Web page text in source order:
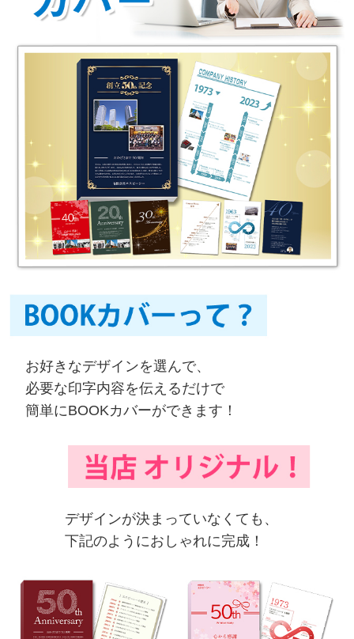
お好きなデザインを選んで、
必要な印字内容を伝えるだけで
簡単にBOOKカバーができます！
デザインが決まっていなくても、
下記のようにおしゃれに完成！